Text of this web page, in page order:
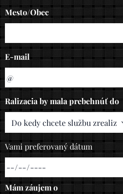
Mesto/Obec
E-mail
Ralizacia by mala prebehnúť do
Vami preferovaný dátum
Mám záujem o